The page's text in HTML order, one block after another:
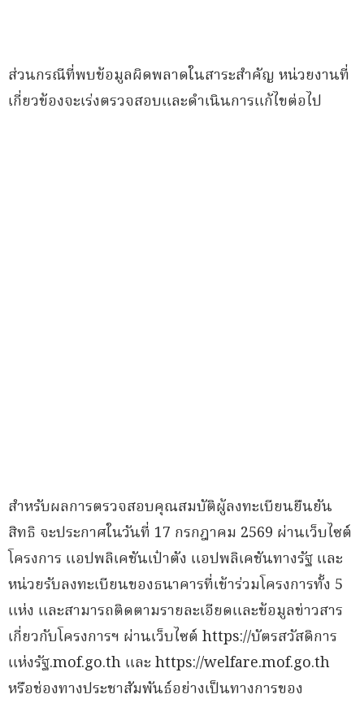
ส่วนกรณีที่พบข้อมูลผิดพลาดในสาระสำคัญ หน่วยงานที่
เกี่ยวข้องจะเร่งตรวจสอบและดำเนินการแก้ไขต่อไป
สำหรับผลการตรวจสอบคุณสมบัติผู้ลงทะเบียนยืนยัน
สิทธิ จะประกาศในวันที่ 17 กรกฎาคม 2569 ผ่านเว็บไซต์
โครงการ แอปพลิเคชันเป๋าตัง แอปพลิเคชันทางรัฐ และ
หน่วยรับลงทะเบียนของธนาคารที่เข้าร่วมโครงการทั้ง 5
แห่ง และสามารถติดตามรายละเอียดและข้อมูลข่าวสาร
เกี่ยวกับโครงการฯ ผ่านเว็บไซต์ https://บัตรสวัสดิการ
แห่งรัฐ.mof.go.th และ https://welfare.mof.go.th
หรือช่องทางประชาสัมพันธ์อย่างเป็นทางการของ